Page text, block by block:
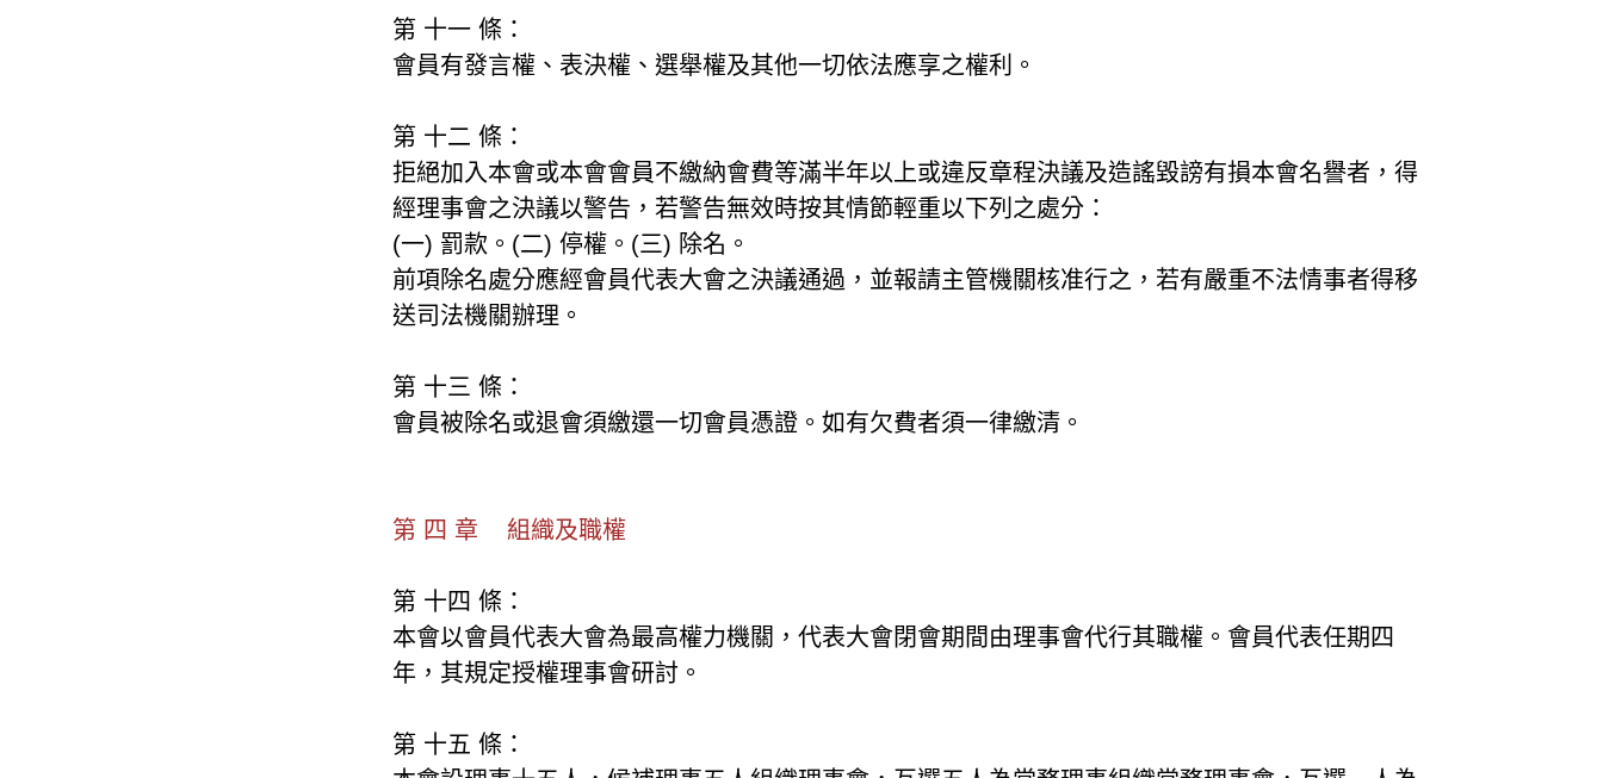
第 十一 條：
會員有發言權、表決權、選舉權及其他一切依法應享之權利。
第 十二 條：
拒絕加入本會或本會會員不繳納會費等滿半年以上或違反章程決議及造謠毀謗有損本會名譽者，得
經理事會之決議以警告，若警告無效時按其情節輕重以下列之處分：
(一) 罰款。(二) 停權。(三) 除名。
前項除名處分應經會員代表大會之決議通過，並報請主管機關核准行之，若有嚴重不法情事者得移
送司法機關辦理。
第 十三 條：
會員被除名或退會須繳還一切會員憑證。如有欠費者須一律繳清。
第 四 章 組織及職權
第 十四 條：
本會以會員代表大會為最高權力機關，代表大會閉會期間由理事會代行其職權。會員代表任期四
年，其規定授權理事會研討。
第 十五 條：